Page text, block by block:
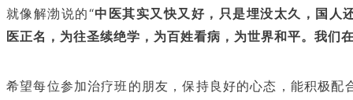
就像解渤说的“中医其实又快又好，只是埋没太久，国人
医正名，为往圣续绝学，为百姓看病，为世界和平。我们
希望每位参加治疗班的朋友，保持良好的心态，能积极配